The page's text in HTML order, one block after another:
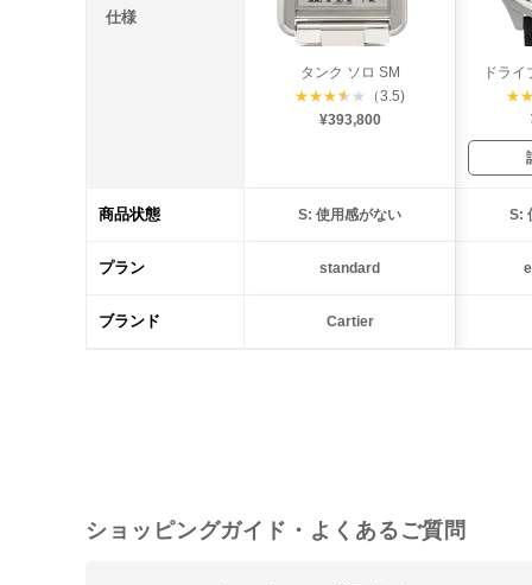
仕様
タンク ソロ SM
★★★★ ★
（3.5)
¥393,800
ドラ
★
商品状態 S: 使用感がない S:
プラン standard
ブランド Cartier
ショッピングガイド・よくあるご質問